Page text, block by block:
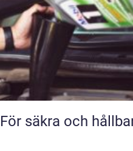
säkra och